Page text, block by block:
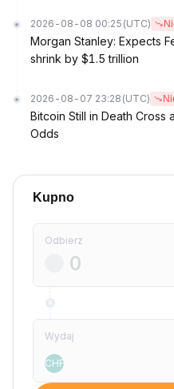
2026-08-08 00:25 (UTC)
Morgan Stanley: Expects
shrink by $1.5 trillion
2026-08-07 23:28 (UTC)
Bitcoin Still in Death Cross
Odds
Kupno
Odbierz
Wydaj
CHF